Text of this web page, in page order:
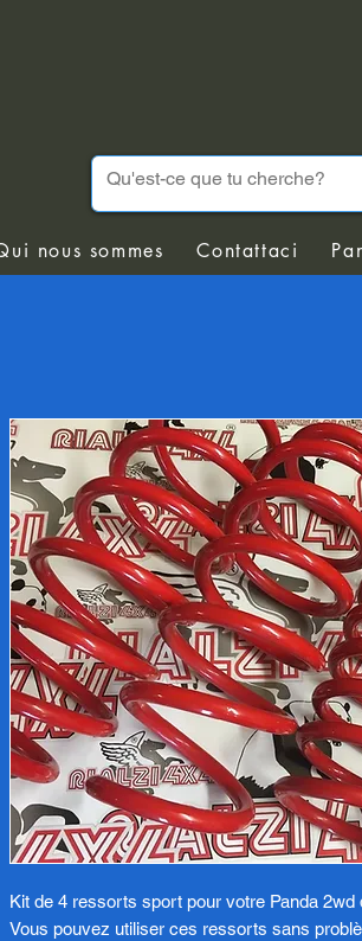
nous sommes Contattaci
Kit de 4 ressorts sport pour votre Panda 2wd
Vous pouvez utiliser ces ressorts sans